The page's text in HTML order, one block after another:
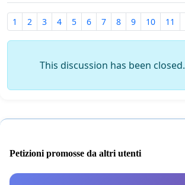
1 2 3 4 5 6 7 8 9 10 11
This discussion has been closed.
Petizioni promosse da altri utenti